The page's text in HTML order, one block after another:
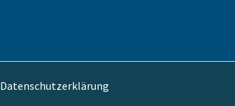
Datenschutzerklärung